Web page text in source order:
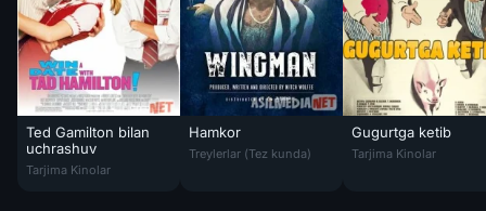
Ted Gamilton bilan
uchrashuv
Ted Gamilton bilan uchrashuv / Yulduzli suhbat Uzbek tilida 2004
Tarjima Kinolar
Hamkor
Hamkor / Xamkor Uzbek tilida O'zbekcha
Treylerlar (Tez kunda)
Gugurtga ketib
Gugurtga ketib
Tarjima Kinolar